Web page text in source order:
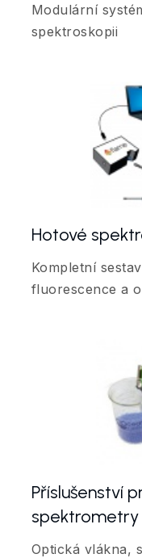
Modulární
spektroskopii
Hotové
Kompletní
fluorescence a
Příslušenství
spektrometry
Optická vlákna,